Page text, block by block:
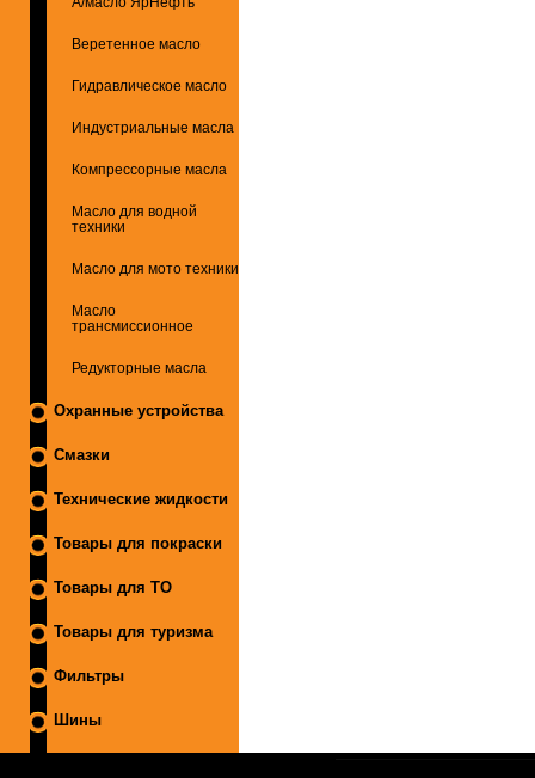
Веретенное масло
Гидравлическое масло
Индустриальные масла
Компрессорные масла
Масло для водной
техники
Масло для мото техники
Масло
трансмиссионное
Редукторные масла
Охранные устройства
Смазки
Технические жидкости
Товары для покраски
Товары для ТО
Товары для туризма
Фильтры
Шины